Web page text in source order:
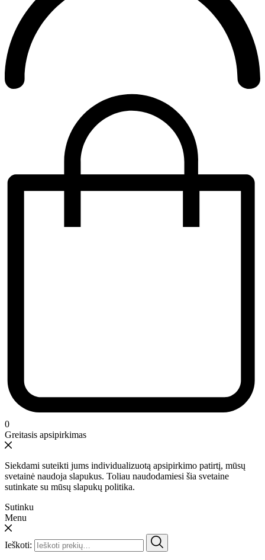
0
Greitasis apsipirkimas
Siekdami suteikti jums individualizuotą apsipirkimo patirtį, mūsų
svetainė naudoja slapukus. Toliau naudodamiesi šia svetaine
sutinkate su mūsų slapukų politika.
Sutinku
Menu
Ieškoti: